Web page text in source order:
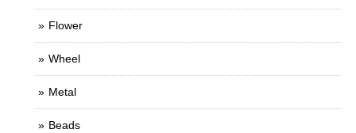
Flower
Wheel
Metal
Beads